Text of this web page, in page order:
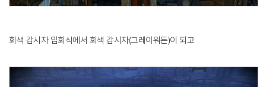
회색 감시자 입회식에서 회색 감시자(그레이워든)이 되고